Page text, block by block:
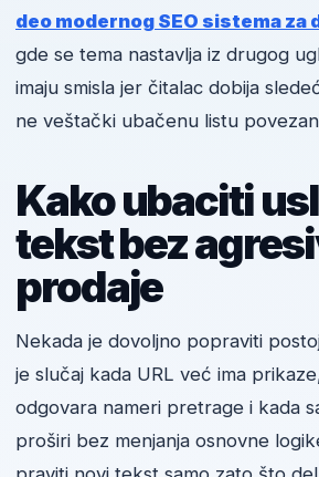
deo modernog SEO sistema za
gde se tema nastavlja iz drugog
imaju smisla jer čitalac dobija
ne veštački ubačenu listu
Kako ubaciti
tekst bez
prodaje
Nekada je dovoljno popraviti
je slučaj kada URL već ima
odgovara nameri pretrage i kada
proširi bez menjanja osnovne